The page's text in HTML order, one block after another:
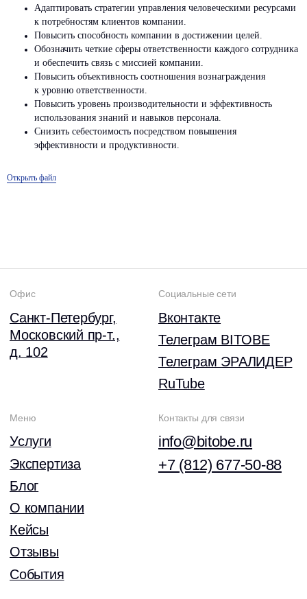
Адаптировать стратегии управления человеческими ресурсами
к потребностям клиентов компании.
Повысить способность компании в достижении целей.
Обозначить четкие сферы ответственности каждого сотрудника
и обеспечить связь с миссией компании.
Повысить объективность соотношения вознаграждения
к уровню ответственности.
Повысить уровень производительности и эффективность
использования знаний и навыков персонала.
Снизить себестоимость посредством повышения
эффективности и продуктивности.
Открыть файл
Услуги
Экспертиза
Блог
Отзывы
События
Кейсы
О компании
RuTube
info@bitobe.ru
+7 (812) 677-50-88